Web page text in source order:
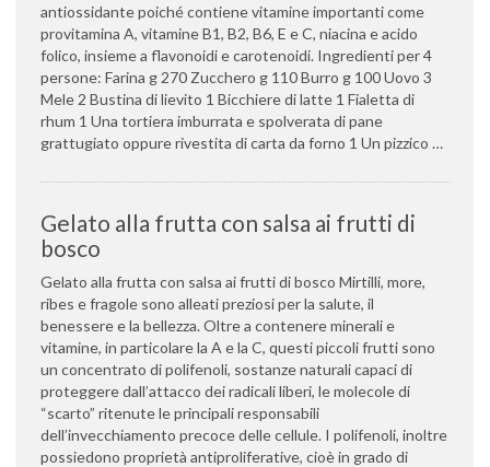
antiossidante poiché contiene vitamine importanti come
provitamina A, vitamine B1, B2, B6, E e C, niacina e acido
folico, insieme a flavonoidi e carotenoidi. Ingredienti per 4
persone: Farina g 270 Zucchero g 110 Burro g 100 Uovo 3
Mele 2 Bustina di lievito 1 Bicchiere di latte 1 Fialetta di
rhum 1 Una tortiera imburrata e spolverata di pane
grattugiato oppure rivestita di carta da forno 1 Un pizzico …
Gelato alla frutta con salsa ai frutti di
bosco
Gelato alla frutta con salsa ai frutti di bosco Mirtilli, more,
ribes e fragole sono alleati preziosi per la salute, il
benessere e la bellezza. Oltre a contenere minerali e
vitamine, in particolare la A e la C, questi piccoli frutti sono
un concentrato di polifenoli, sostanze naturali capaci di
proteggere dall’attacco dei radicali liberi, le molecole di
“scarto” ritenute le principali responsabili
dell’invecchiamento precoce delle cellule. I polifenoli, inoltre
possiedono proprietà antiproliferative, cioè in grado di